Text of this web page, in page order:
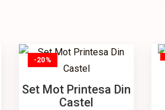
-20%
Set Mot Printesa Din
Castel